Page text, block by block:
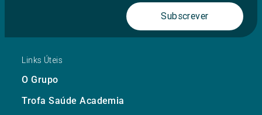
Subscrever
Links Úteis
O Grupo
Trofa Saúde Academia